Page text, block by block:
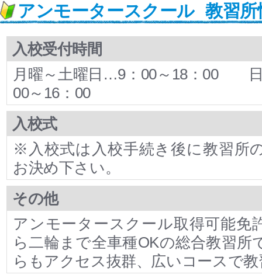
アンモータースクール 教習所
入校受付時間
月曜～土曜日…9：00～18：00
00～16：00
入校式
※入校式は入校手続き後に教習所
お決め下さい。
その他
アンモータースクール取得可能免
ら二輪まで全車種OKの総合教習所
らもアクセス抜群、広いコースで